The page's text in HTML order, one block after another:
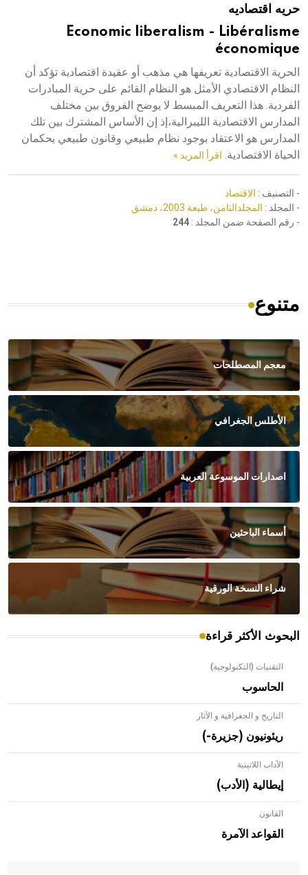
هيئة الموسوعة العربية تطلق موسوعات جديدة في عام 2026حريه اقتصاديه
Economic liberalism - Libéralisme
économique
الحرية الاقتصادية تعريفها هي مذهب أو عقيدة اقتصادية تؤكد أن
النظام الاقتصادي الأمثل هو النظام القائم على حرية المبادرات
الفردية. هذا التعريف المبسط لا يوضح الفروق بين مختلف
المدارس الاقتصادية الليبرالية،إذ إن الأساس المشترك بين تلك
المدارس هو الاعتقاد بوجود نظام طبيعي وقانون طبيعي يحكمان
الحياة الاقتصادية. اقرأ المزيد »
- التصنيف : الاقتصاد
- المجلد : المجلدالثامن، طبعة 2003، دمشق
- رقم الصفحة ضمن المجلد : 244
متنوع
معجم المصطلحات
الأطلس الجغرافي
اصدارات الموسوعة العربية
أسماء الباحثين
شراء النسخة الورقية
البحوث الأكثر قراءة
التقنيات (التكنولوجية)
الحاسوب
التاريخ و الجغرافية و الآثار
ريئونيون (جزيرة-)
الآداب اللاتينية
إيطالية (الأدب)
القانون
القواعد الآمرة
- هل تعلم أن الأبلق نوع من الفنون الهندسية التي ارتبطت
بالعمارة الإسلامية في بلاد الشام ومصر خاصة، حيث يحرص
المعمار على بناء مداميكه وخاصة في الواجهات